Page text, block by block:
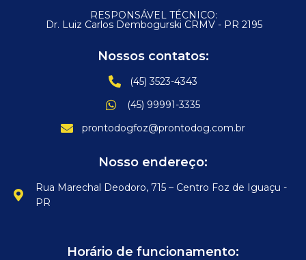
RESPONSÁVEL TÉCNICO:
Dr. Luiz Carlos Dembogurski CRMV - PR 2195
Nossos contatos:
(45) 3523-4343
(45) 99991-3335
prontodogfoz@prontodog.com.br
Nosso endereço:
Rua Marechal Deodoro, 715 – Centro Foz de Iguaçu -
PR
Horário de funcionamento: